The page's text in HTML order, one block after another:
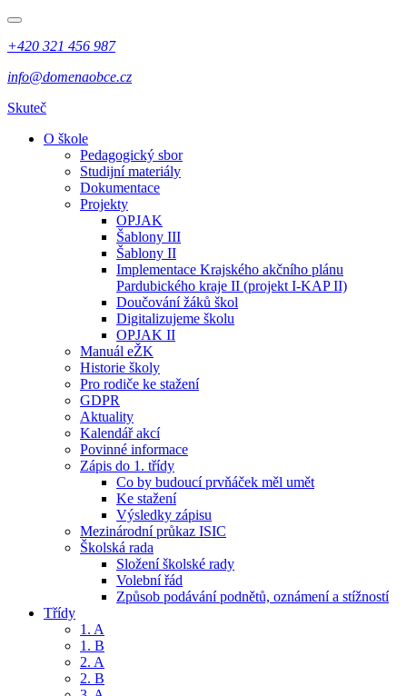
+420 321 456 987
info@domenaobce.cz
Skuteč
O škole
Pedagogický sbor
Studijní materiály
Dokumentace
Projekty
OPJAK
Šablony III
Šablony II
Implementace Krajského akčního plánu
Pardubického kraje II (projekt I-KAP II)
Doučování žáků škol
Digitalizujeme školu
OPJAK II
Manuál eŽK
Historie školy
Pro rodiče ke stažení
GDPR
Aktuality
Kalendář akcí
Povinné informace
Zápis do 1. třídy
Co by budoucí prvňáček měl umět
Ke stažení
Výsledky zápisu
Mezinárodní průkaz ISIC
Školská rada
Složení školské rady
Volební řád
Způsob podávání podnětů, oznámení a stížností
Třídy
1. A
1. B
2. A
2. B